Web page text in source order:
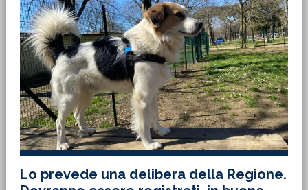
Lo prevede una delibera della Regione.